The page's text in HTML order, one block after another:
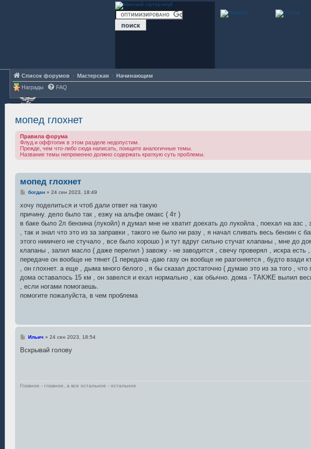
Список форумов Мастерская
Начинающим
Награды
FAQ
мопед глохнет
Правила форума
Флуд и оффтопик в этом разделе недопустим.
Прежде, чем что-либо сюда написать, поищите аналогичные темы.
Название темы непременно должно содержать краткую суть проблемы.
мопед глохнет
С
о
щ
е
и
е
богдан» 24 сен 2023, 18:49
хочу поделиться и чтоб дали ответ на такую
причину. дело было так , езжу на альфе омакс ( 4т )
в баке было 2л бензина (лукойл) я думал мне не хватит доехать до лукойла , поехал на азс
, так и знал что это из за заправки , такого не было ни разу , я начал сливать весь бензин с
этого нииичего не стучало , все было хорошо ) и тут вдруг сильно стучат клапаны , мне до
клапаны , залил масло ( даже перелил ) завожу - не заводится , свечу проверял , искра
передаче он вообще не тянет (1 передача -даю газу он вообще не разгоняется , будто взади
, он глохнет. а еще , дыма много белого , я бы сказал достаточно ( думаю это из за того ,
дома оставалось 15 км , он завелся и ехал нормально , как обычно. дома - ТАКЖЕ вылил
, если ногами помогаешь.
помогите пожалуйста, в чем проблема
С
о
е
Ильич» 24 сен 2023, 18:54
Вскрывай голову
Главное - главное, а все остальное - остальное